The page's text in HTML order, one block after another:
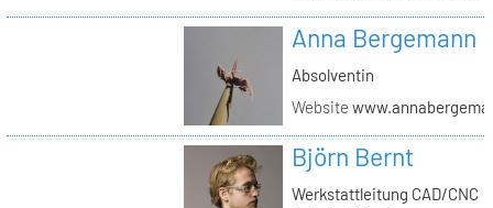
Anna Bergemann
Absolventin
Website
Björn Bernt
Werkstattleitung CAD/CNC